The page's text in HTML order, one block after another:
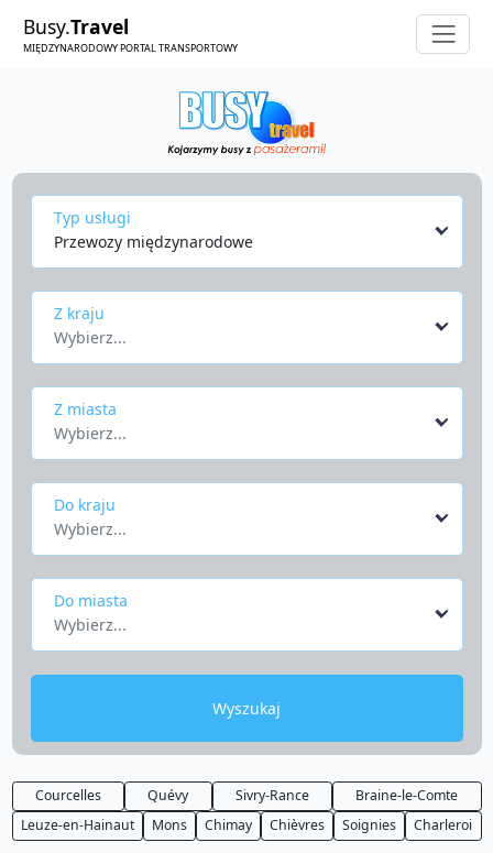
Busy.Travel
MIĘDZYNARODOWY PORTAL TRANSPORTOWY
Typ usługi
Przewozy międzynarodowe
Z kraju
Wybierz...
Z miasta
Wybierz...
Do kraju
Wybierz...
Do miasta
Wybierz...
Wyszukaj
Courcelles Quévy Sivry-Rance
Braine-le-Comte
Leuze-en-Hainaut
Mons Chimay Chièvres Soignies Charleroi